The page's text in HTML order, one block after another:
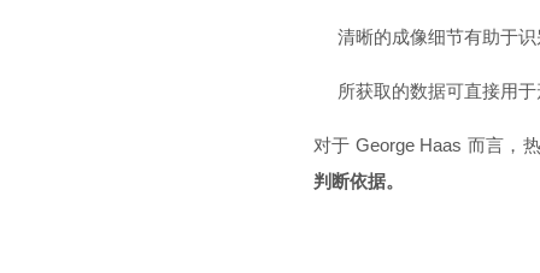
清晰的成像细节有助于
所获取的数据可直接用
对于 George Haas 而言，
判断依据。